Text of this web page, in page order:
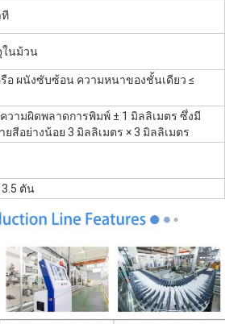
ที
ในม้วน
รือ ผนังซับซ้อน ความหนาของชั้นเดียว ≤
วามผิดพลาดการพิมพ์ ± 1 มิลลิเมตร ซึ่งมี
ยสีอย่างน้อย 3 มิลลิเมตร × 3 มิลลิเมตร
ตัน